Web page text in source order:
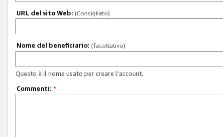
URL del sito Web: (Consigliato)
Nome del beneficiario: (facoltativo)
Questo è il nome usato per creare l'account.
Commenti: *